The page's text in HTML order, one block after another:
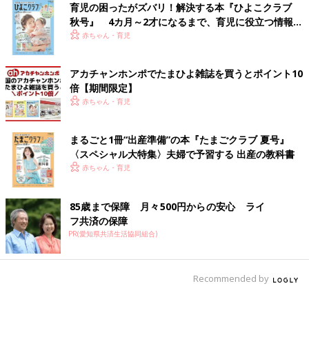
育児の困ったがズバリ！解決する本『ひよこクラブ
秋号』 4カ月～2才になるまで、育児に役立つ情報が
いっぱい！
赤ちゃん・育児
アカチャンホンポでたまひよ雑誌を買うとポイント10
倍【期間限定】
赤ちゃん・育児
まるごと1冊“出産準備”の本『たまごクラブ 夏号』
〈スペシャル大特集〉夫婦で予習する 出産の教科書
赤ちゃん・育児
85歳まで保障 月々500円からの安心 ライ
フ共済の保障
PR(愛知県共済生活協同組合)
Recommended by